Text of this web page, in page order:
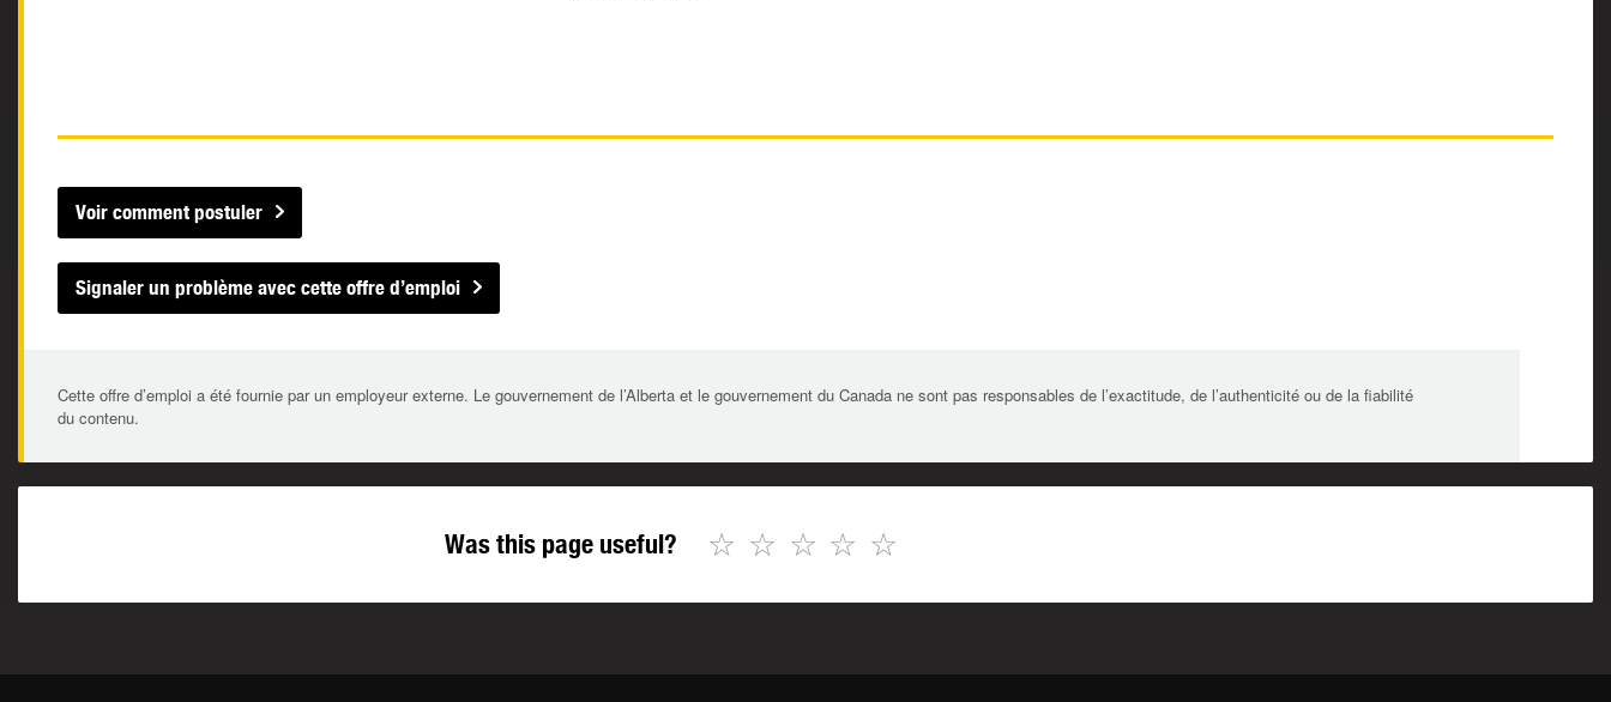
Voir comment postuler
Signaler un problème avec cette offre d’emploi
Cette offre d’emploi a été fournie par un employeur externe. Le gouvernement de l’Alberta et le gouvernement du Canada ne sont pas responsables de l’exactitude, de l’authenticité ou de la fiabilité
du contenu.
Was this page useful? ☆
☆
☆
☆
☆